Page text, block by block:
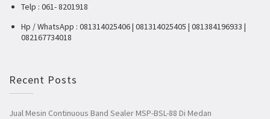
Telp : 061- 8201918
Hp / WhatsApp : 081314025406 | 081314025405 | 081384196933 |
082167734018
Recent Posts
Jual Mesin Continuous Band Sealer MSP-BSL-88 Di Medan